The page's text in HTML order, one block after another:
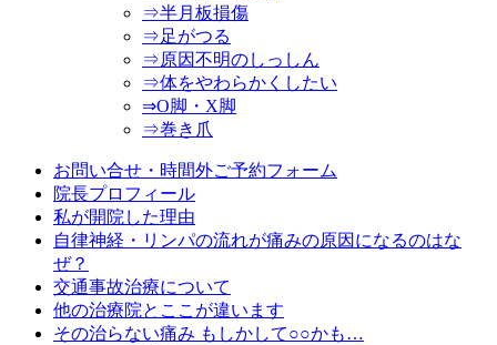
⇒半月板損傷
⇒足がつる
⇒原因不明のしっしん
⇒体をやわらかくしたい
⇒O脚・X脚
⇒巻き爪
お問い合せ・時間外ご予約フォーム
院長プロフィール
私が開院した理由
自律神経・リンパの流れが痛みの原因になるのはな
ぜ？
交通事故治療について
他の治療院とここが違います
その治らない痛み もしかして○○かも…